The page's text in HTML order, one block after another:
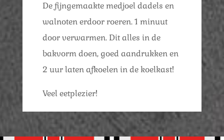
De fijngemaakte medjoel dadels en
walnoten erdoor roeren. 1 minuut
door verwarmen. Dit alles in de
bakvorm doen, goed aandrukken en
2 uur laten afkoelen in de koelkast!
Veel eetplezier!